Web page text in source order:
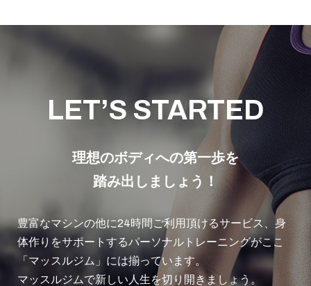
LET’S STARTED
理想のボディへの第一歩を
踏み出しましょう！
豊富なマシンの他に24時間ご利用頂けるサービス、身
体作りをサポートするパーソナルトレーニングがここ
「マッスルジム」には揃っています。
マッスルジムで新しい人生を切り開きましょう。